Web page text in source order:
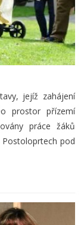
jejíž zahájení
prostor přízemí
práce žáků
pod